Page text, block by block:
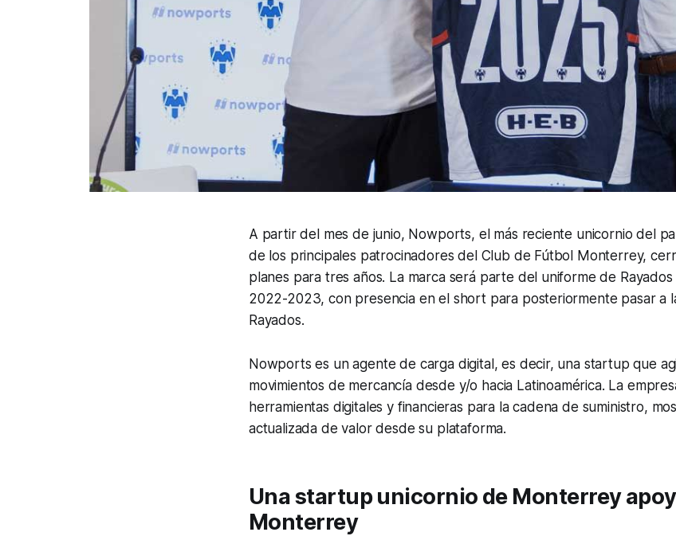
A partir del mes de junio, Nowports, el más reciente unicornio del
de los principales patrocinadores del Club de Fútbol Monterrey,
planes para tres años. La marca será parte del uniforme de
2022-2023, con presencia en el short para posteriormente pasar a
Rayados.
Nowports es un agente de carga digital, es decir, una startup que
movimientos de mercancía desde y/o hacia Latinoamérica. La
herramientas digitales y financieras para la cadena de suministro,
actualizada de valor desde su plataforma.
Una startup unicornio de Monterrey
Monterrey